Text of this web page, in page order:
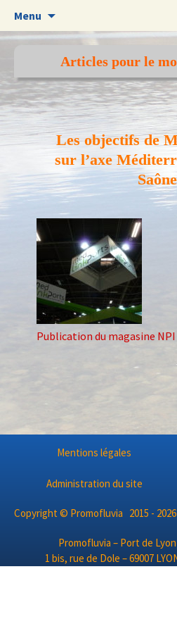
Menu
contenu
Articles pour le
Les objectifs de
sur l’axe
Saône
Publication du magasine NPI
Mentions légales
Administration du site
Copyright © Promofluvia 2015 - 2026
Promofluvia – Port de
1 bis, rue de Dole – 69007